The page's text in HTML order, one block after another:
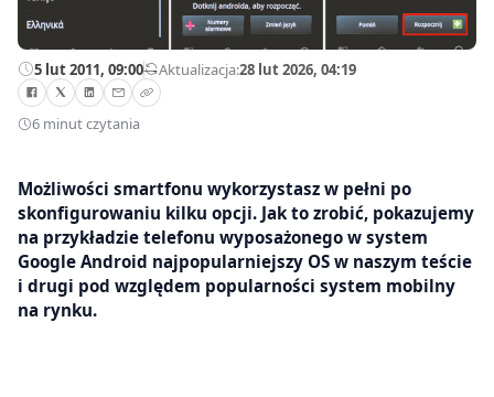
5 lut 2011, 09:00—Aktualizacja:28 lut 2026, 04:19
6 minut czytania
Możliwości smartfonu wykorzystasz w pełni po
skonfigurowaniu kilku opcji. Jak to zrobić, pokazujemy
na przykładzie telefonu wyposażonego w system
Google Android najpopularniejszy OS w naszym teście
i drugi pod względem popularności system mobilny
na rynku.